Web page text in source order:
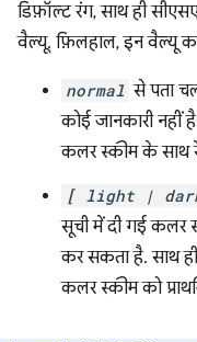
डिफ़ॉल्ट रंग, साथ ही
वैल्यू. फ़िलहाल, इन वैल्यू
normal से पता
कोई जानकारी नहीं
कलर स्कीम के साथ
[ light |
सूची में दी गई कलर
कर सकता है. साथ
कलर स्कीम को